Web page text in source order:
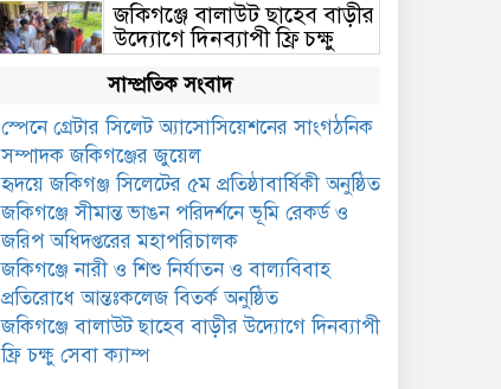
জকিগঞ্জে বালাউট ছাহেব বাড়ীর
উদ্যোগে দিনব্যাপী ফ্রি চক্ষু
সেবা ক্যাম্প
জকিগঞ্জে সাজাপ্রাপ্ত আসামিসহ
গ্রেফতার ২
রেলপথে যুক্ত হবে জকিগঞ্জ-
কানাইঘাট, শুরু হচ্ছে সম্ভাব্যতা
সমীক্ষা
সাবেক এমপি হাফিজ আহমদ
মজুমদার কি আত্মগোপনে?
ভাইরাল ছবি ঘিরে আলোচনা!
সাম্প্রতিক সংবাদ
স্পেনে গ্রেটার সিলেট অ্যাসোসিয়েশনের সাংগঠনিক
সম্পাদক জকিগঞ্জের জুয়েল
হৃদয়ে জকিগঞ্জ সিলেটের ৫ম প্রতিষ্ঠাবার্ষিকী অনুষ্ঠিত
জকিগঞ্জে সীমান্ত ভাঙন পরিদর্শনে ভূমি রেকর্ড ও
জরিপ অধিদপ্তরের মহাপরিচালক
জকিগঞ্জে নারী ও শিশু নির্যাতন ও বাল্যবিবাহ
প্রতিরোধে আন্তঃকলেজ বিতর্ক অনুষ্ঠিত
জকিগঞ্জে বালাউট ছাহেব বাড়ীর উদ্যোগে দিনব্যাপী
ফ্রি চক্ষু সেবা ক্যাম্প